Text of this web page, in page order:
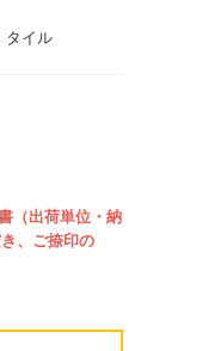
タイル
（出荷単位・納
、ご捺印の